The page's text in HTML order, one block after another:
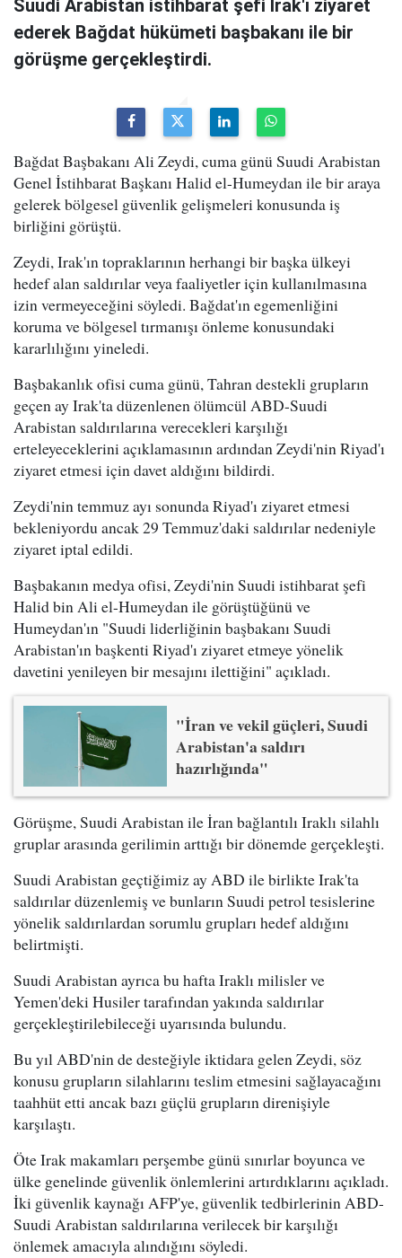
Suudi Arabistan istihbarat şefi Irak'ı ziyaret
ederek Bağdat hükümeti başbakanı ile bir
görüşme gerçekleştirdi.
Bağdat Başbakanı Ali Zeydi, cuma günü Suudi Arabistan
Genel İstihbarat Başkanı Halid el-Humeydan ile bir araya
gelerek bölgesel güvenlik gelişmeleri konusunda iş
birliğini görüştü.
Zeydi, Irak'ın topraklarının herhangi bir başka ülkeyi
hedef alan saldırılar veya faaliyetler için kullanılmasına
izin vermeyeceğini söyledi. Bağdat'ın egemenliğini
koruma ve bölgesel tırmanışı önleme konusundaki
kararlılığını yineledi.
Başbakanlık ofisi cuma günü, Tahran destekli grupların
geçen ay Irak'ta düzenlenen ölümcül ABD-Suudi
Arabistan saldırılarına verecekleri karşılığı
erteleyeceklerini açıklamasının ardından Zeydi'nin Riyad'ı
ziyaret etmesi için davet aldığını bildirdi.
Zeydi'nin temmuz ayı sonunda Riyad'ı ziyaret etmesi
bekleniyordu ancak 29 Temmuz'daki saldırılar nedeniyle
ziyaret iptal edildi.
Başbakanın medya ofisi, Zeydi'nin Suudi istihbarat şefi
Halid bin Ali el-Humeydan ile görüştüğünü ve
Humeydan'ın "Suudi liderliğinin başbakanı Suudi
Arabistan'ın başkenti Riyad'ı ziyaret etmeye yönelik
davetini yenileyen bir mesajını ilettiğini" açıkladı.
"İran ve vekil güçleri, Suudi
Arabistan'a saldırı
hazırlığında"
Görüşme, Suudi Arabistan ile İran bağlantılı Iraklı silahlı
gruplar arasında gerilimin arttığı bir dönemde gerçekleşti.
Suudi Arabistan geçtiğimiz ay ABD ile birlikte Irak'ta
saldırılar düzenlemiş ve bunların Suudi petrol tesislerine
yönelik saldırılardan sorumlu grupları hedef aldığını
belirtmişti.
Suudi Arabistan ayrıca bu hafta Iraklı milisler ve
Yemen'deki Husiler tarafından yakında saldırılar
gerçekleştirilebileceği uyarısında bulundu.
Bu yıl ABD'nin de desteğiyle iktidara gelen Zeydi, söz
konusu grupların silahlarını teslim etmesini sağlayacağını
taahhüt etti ancak bazı güçlü grupların direnişiyle
karşılaştı.
Öte Irak makamları perşembe günü sınırlar boyunca ve
ülke genelinde güvenlik önlemlerini artırdıklarını açıkladı.
İki güvenlik kaynağı AFP'ye, güvenlik tedbirlerinin ABD-
Suudi Arabistan saldırılarına verilecek bir karşılığı
önlemek amacıyla alındığını söyledi.